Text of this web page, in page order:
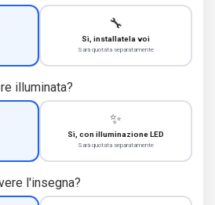
🔧
Sì, installatela voi
Sarà quotata separatamente
illuminata?
✨
Sì, con illuminazione LED
Sarà quotata separatamente
l'insegna?